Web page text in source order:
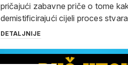
pričajući zabavne priče o tome
demistificirajući cijeli proces
DETALJNIJE